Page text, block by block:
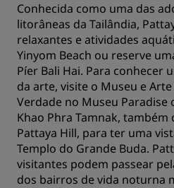
Conhecida como uma das
litorâneas da Tailândia,
relaxantes e atividades
Yinyom Beach ou reserve
Píer Bali Hai. Para conhecer
da arte, visite o Museu e
Verdade no Museu Paradise
Khao Phra Tamnak, também
Pattaya Hill, para ter uma
Templo do Grande Buda.
visitantes podem passear
dos bairros de vida noturna